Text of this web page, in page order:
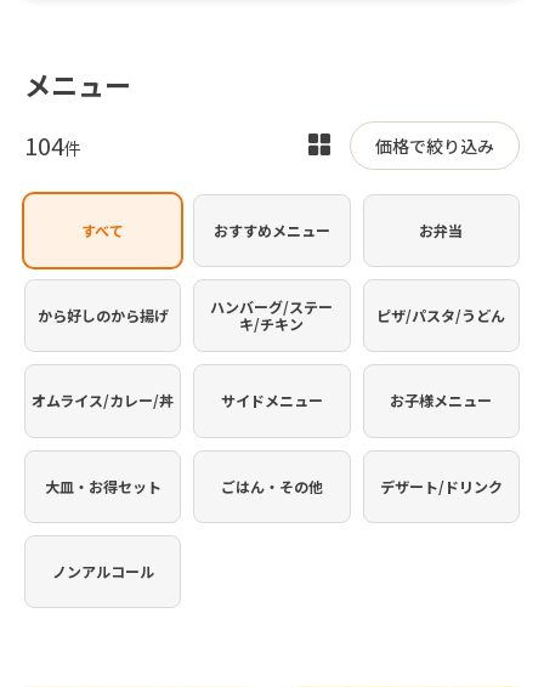
メニュー
104件
表
を
り
替
価格で絞り込み
すべて おすすめメニュー お弁当
から好しのから揚げ
ハンバーグ/ステー
キ/チキン
ピザ/パスタ/うどん
オムライス/カレー/丼 サイドメニュー お子様メニュー
大皿・お得セット ごはん・その他 デザート/ドリンク
ノンアルコール